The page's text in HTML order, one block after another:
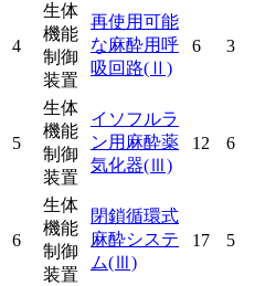
4
生体
機能
制御
装置
再使用可能
な麻酔用呼
吸回路(Ⅱ)
6 3
5
生体
機能
制御
装置
イソフルラ
ン用麻酔薬
気化器(Ⅲ)
12 6
6
生体
機能
制御
装置
閉鎖循環式
麻酔システ
ム(Ⅲ)
17 5